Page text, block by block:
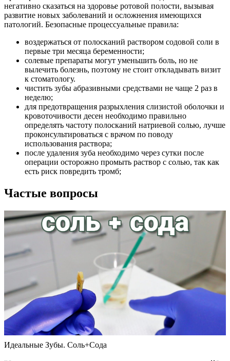
негативно сказаться на здоровье ротовой полости, вызывая
развитие новых заболеваний и осложнения имеющихся
патологий. Безопасные процессуальные правила:
воздержаться от полосканий раствором содовой соли в
первые три месяца беременности;
солевые препараты могут уменьшить боль, но не
вылечить болезнь, поэтому не стоит откладывать визит
к стоматологу.
чистить зубы абразивными средствами не чаще 2 раз в
неделю;
для предотвращения разрыхления слизистой оболочки и
кровоточивости десен необходимо правильно
определять частоту полосканий натриевой солью, лучше
проконсультироваться с врачом по поводу
использования раствора;
после удаления зуба необходимо через сутки после
операции осторожно промыть раствор с солью, так как
есть риск повредить тромб;
Частые вопросы
Идеальные Зубы. Соль+Сода